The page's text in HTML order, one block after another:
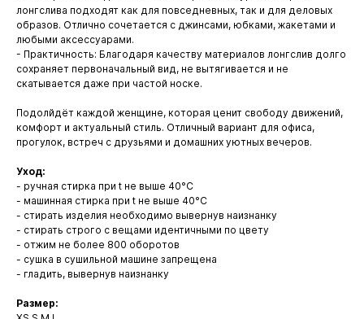
лонгслива подходят как для повседневных, так и для деловых
образов. Отлично сочетается с джинсами, юбками, жакетами и
любыми аксессуарами.
- Практичность: Благодаря качеству материалов лонгслив долго
сохраняет первоначальный вид, не вытягивается и не
скатывается даже при частой носке.
Подолйдёт каждой женщине, которая ценит свободу движений,
комфорт и актуальный стиль. Отличный вариант для офиса,
прогулок, встреч с друзьями и домашних уютных вечеров.
Уход:
- ручная стирка при t не выше 40°С
- машинная стирка при t не выше 40°С
- стирать изделия необходимо вывернув наизнанку
- стирать строго с вещами идентичными по цвету
- отжим не более 800 оборотов
- сушка в сушильной машине запрещена
- гладить, вывернув наизнанку
Размер: